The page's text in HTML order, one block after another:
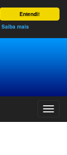
Entendi!
Saiba mais